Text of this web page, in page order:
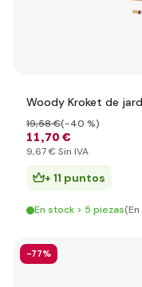
Woody Kroket de
11,70 €
19,58 €(-40 %)
9,67 € Sin IVA
+ 11 puntos
En stock > 5 piezas
-77%